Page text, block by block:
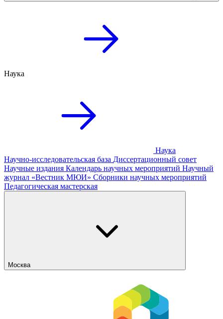
Наука
Наука
Научно-исследовательская база Диссертационный совет
Научные издания Календарь научных мероприятий Научный
журнал «Вестник МЮИ» Сборники научных мероприятий
Педагогическая мастерская
Москва